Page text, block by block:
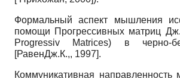
Формальный аспект мышления
помощи Прогрессивных матриц
Progressiv Matrices) в черно-
[РавенДж.К.,, 1997].
Коммуникативная